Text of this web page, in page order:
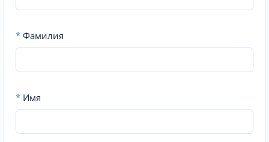
* Фамилия
* Имя